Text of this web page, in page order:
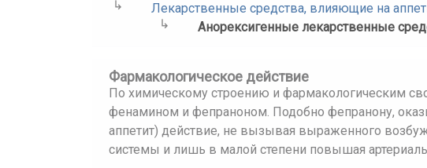
Лекарственные средства, влияющие на
Анорексигенные лекарственные
Фармакологическое действие
По химическому строению и фармакологическим
фенамином и фепраноном. Подобно фепранону,
аппетит) действие, не вызывая выраженного
системы и лишь в малой степени повышая